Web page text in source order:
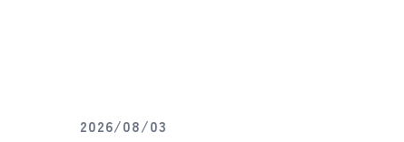
2026/08/03